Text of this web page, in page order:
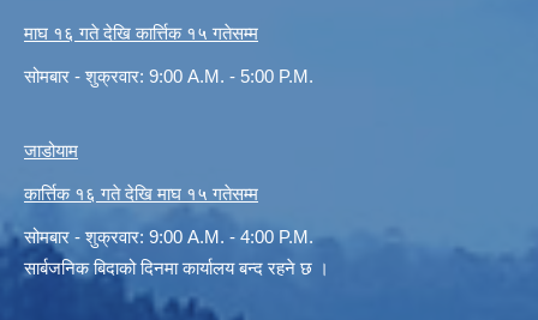
माघ १६ गते देखि कार्त्तिक १५ गतेसम्म
सोमबार - शुक्रवार: 9:00 A.M. - 5:00 P.M.
जाडोयाम
कार्त्तिक १६ गते देखि माघ १५ गतेसम्म
सोमबार - शुक्रवार: 9:00 A.M. - 4:00 P.M.
सार्बजनिक बिदाको दिनमा कार्यालय बन्द रहने छ ।